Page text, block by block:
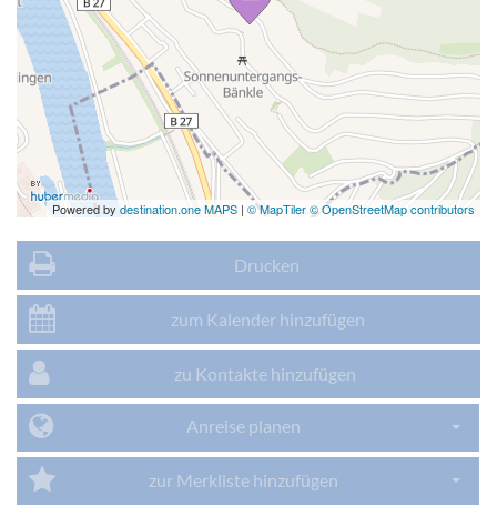
Powered by destination.one MAPS | © MapTiler © OpenStreetMap contributors
Drucken
zum Kalender hinzufügen
zu Kontakte hinzufügen
Anreise planen
zur Merkliste hinzufügen